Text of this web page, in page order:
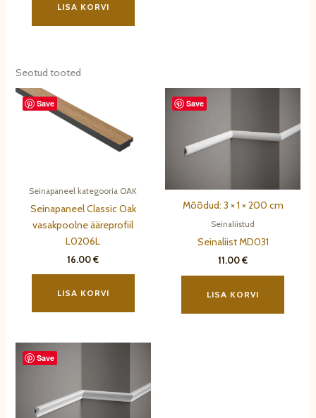
LISA KORVI
Seotud tooted
Save
Seinapaneel kategooria OAK
Seinapaneel Classic Oak
vasakpoolne ääreprofiil
L0206L
16.00€
LISA KORVI
Save
Mõõdud: 3 × 1 × 200 cm
Seinaliistud
Seinaliist MD031
11.00€
LISA KORVI
Save